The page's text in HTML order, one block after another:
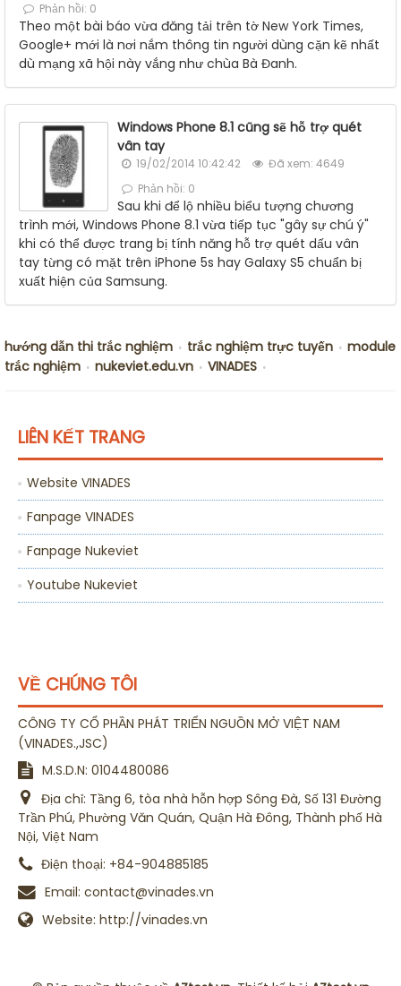
Phản hồi: 0
Theo một bài báo vừa đăng tải trên tờ New York Times,
Google+ mới là nơi nắm thông tin người dùng cặn kẽ nhất
dù mạng xã hội này vắng như chùa Bà Đanh.
Windows Phone 8.1 cũng sẽ hỗ trợ quét
vân tay
19/02/2014 10:42:42
Đã xem: 4649
Phản hồi: 0
Sau khi để lộ nhiều biểu tượng chương
trình mới, Windows Phone 8.1 vừa tiếp tục "gây sự chú ý"
khi có thể được trang bị tính năng hỗ trợ quét dấu vân
tay từng có mặt trên iPhone 5s hay Galaxy S5 chuẩn bị
xuất hiện của Samsung.
hướng dẫn thi trắc nghiệm • trắc nghiệm trực tuyến • module
trắc nghiệm • nukeviet.edu.vn • VINADES •
LIÊN KẾT TRANG
Website VINADES
Fanpage VINADES
Fanpage Nukeviet
Youtube Nukeviet
VỀ CHÚNG TÔI
CÔNG TY CỔ PHẦN PHÁT TRIỂN NGUỒN MỞ VIỆT NAM
(VINADES.,JSC)
M.S.D.N: 0104480086
Địa chỉ: Tầng 6, tòa nhà hỗn hợp Sông Đà, Số 131 Đường
Trần Phú, Phường Văn Quán, Quận Hà Đông, Thành phố Hà
Nội, Việt Nam
Điện thoại: +84-904885185
Email: contact@vinades.vn
Website: http://vinades.vn